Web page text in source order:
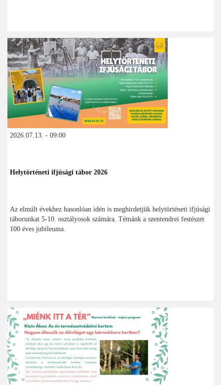
2026.07.13. - 09:00
Helytörténeti ifjúsági tábor 2026
Az elmúlt évekhez hasonlóan idén is meghirdetjük helytörténeti ifjúsági
táborunkat 5-10. osztályosok számára. Témánk a szentendrei festészet
100 éves jubileuma.